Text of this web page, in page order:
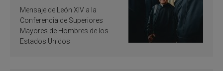
de inspiración y
santificación
Mensaje de León XIV a la
Conferencia de Superiores
Mayores de Hombres de los
Estados Unidos